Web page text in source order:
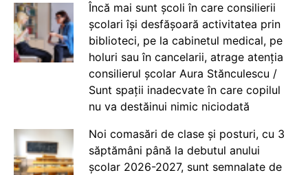
Încă mai sunt școli în care consilierii
școlari își desfășoară activitatea prin
biblioteci, pe la cabinetul medical, pe
holuri sau în cancelarii, atrage atenția
consilierul școlar Aura Stănculescu /
Sunt spații inadecvate în care copilul
nu va destăinui nimic niciodată
Noi comasări de clase și posturi, cu 3
săptămâni până la debutul anului
școlar 2026-2027, sunt semnalate de